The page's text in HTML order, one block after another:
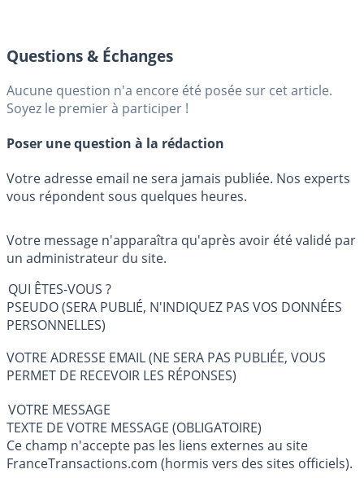
Questions & Échanges
Aucune question n'a encore été posée sur cet article.
Soyez le premier à participer !
Poser une question à la rédaction
Votre adresse email ne sera jamais publiée. Nos experts
vous répondent sous quelques heures.
Votre message n'apparaîtra qu'après avoir été validé par
un administrateur du site.
QUI ÊTES-VOUS ?
PSEUDO (SERA PUBLIÉ, N'INDIQUEZ PAS VOS DONNÉES
PERSONNELLES)
VOTRE ADRESSE EMAIL (NE SERA PAS PUBLIÉE, VOUS
PERMET DE RECEVOIR LES RÉPONSES)
VOTRE MESSAGE
TEXTE DE VOTRE MESSAGE (OBLIGATOIRE)
Ce champ n'accepte pas les liens externes au site
FranceTransactions.com (hormis vers des sites officiels).